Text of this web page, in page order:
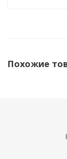
Похожие